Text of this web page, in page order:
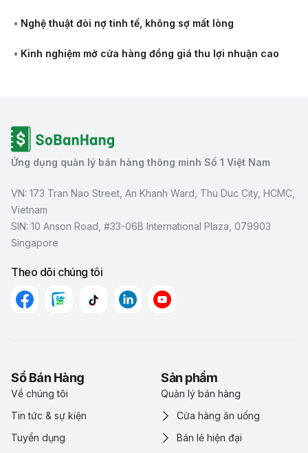
• Nghệ thuật đòi nợ tinh tế, không sợ mất lòng
• Kinh nghiệm mở cửa hàng đồng giá thu lợi nhuận cao
Ứng dụng quản lý bán hàng thông minh Số 1 Việt Nam
VN: 173 Tran Nao Street, An Khanh Ward, Thu Duc City, HCMC,
Vietnam
SIN: 10 Anson Road, #33-06B International Plaza, 079903
Singapore
Theo dõi chúng tôi
Sổ Bán Hàng
Về chúng tôi
Tin tức & sự kiện
Tuyển dụng
Sản phẩm
Quản lý bán hàng
Cửa hàng ăn uống
Bán lẻ hiện đại